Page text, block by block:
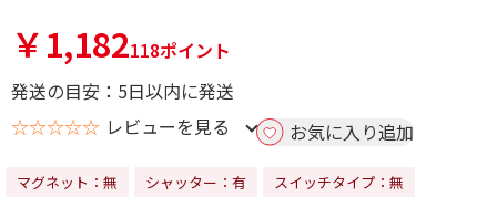
￥1,182118ポイント
発送の目安：5日以内に発送
☆☆☆☆☆ レビューを見る お気に入り追加
マグネット：無 シャッター：有
スイッチタイプ：無